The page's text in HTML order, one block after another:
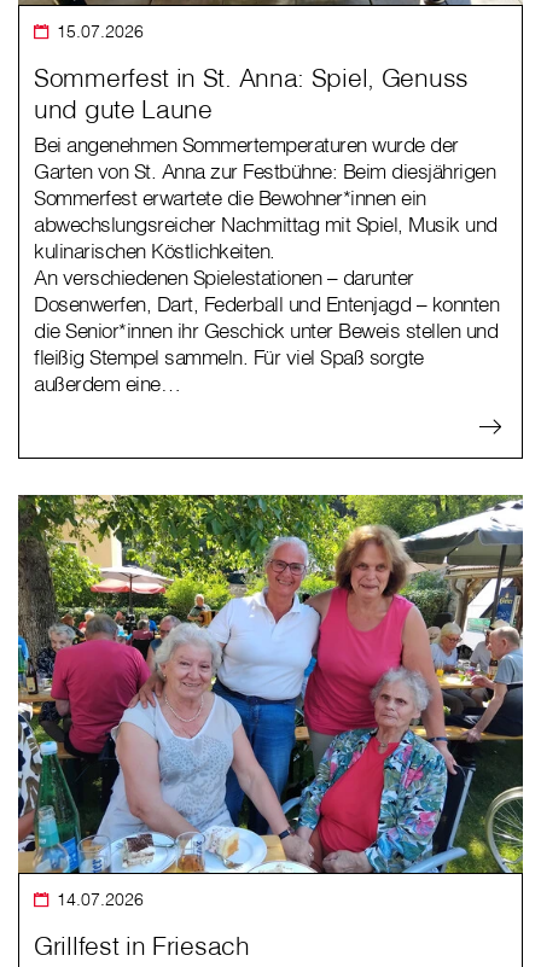
15.07.2026
Sommerfest in St. Anna: Spiel, Genuss
und gute Laune
Bei angenehmen Sommertemperaturen wurde der
Garten von St. Anna zur Festbühne: Beim diesjährigen
Sommerfest erwartete die Bewohner*innen ein
abwechslungsreicher Nachmittag mit Spiel, Musik und
kulinarischen Köstlichkeiten.
An verschiedenen Spielestationen – darunter
Dosenwerfen, Dart, Federball und Entenjagd – konnten
die Senior*innen ihr Geschick unter Beweis stellen und
fleißig Stempel sammeln. Für viel Spaß sorgte
außerdem eine…
14.07.2026
Grillfest in Friesach